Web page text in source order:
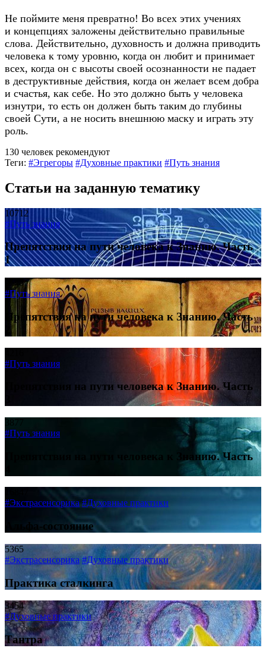
Не поймите меня превратно! Во всех этих учениях
и концепциях заложены действительно правильные
слова. Действительно, духовность и должна приводить
человека к тому уровню, когда он любит и принимает
всех, когда он с высоты своей осознанности не падает
в деструктивные действия, когда он желает всем добра
и счастья, как себе. Но это должно быть у человека
изнутри, то есть он должен быть таким до глубины
своей Сути, а не носить внешнюю маску и играть эту
роль.
130 человек рекомендуют
Теги: #Эгрегоры #Духовные практики #Путь знания
Статьи на заданную тематику
10712
#Путь знания
Препятствия на пути человека к Знанию. Часть
1
9540
#Путь знания
Препятствия на пути человека к Знанию. Часть
#Путь знания
Препятствия на пути человека к Знанию. Часть
3877
#Путь знания
Препятствия на пути человека к Знанию. Часть
#Экстрасенсорика #Духовные практики
Альфа-состояние
5365
#Экстрасенсорика #Духовные практики
Практика сталкинга
3454
#Духовные практики
Тантра